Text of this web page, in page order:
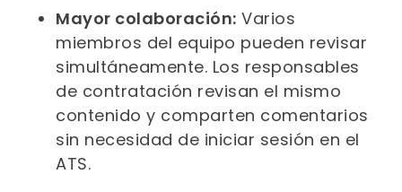
Mayor colaboración: Varios
miembros del equipo pueden revisar
simultáneamente. Los responsables
de contratación revisan el mismo
contenido y comparten comentarios
sin necesidad de iniciar sesión en el
ATS.